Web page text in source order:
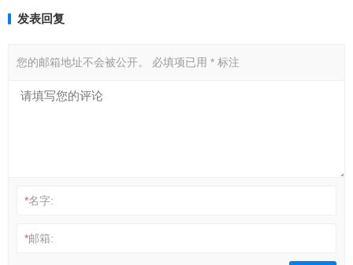
发表回复
您的邮箱地址不会被公开。 必填项已用 * 标注
*名字:
*邮箱: